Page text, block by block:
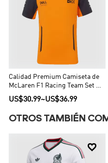
Calidad Premium Camiseta de
McLaren F1 Racing Team Set Up
T-Shirt Orange Hombre Naranja
US$30.99~US$36.99
OTROS TAMBIÉN
